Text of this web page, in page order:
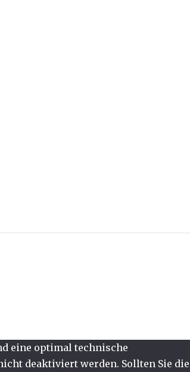
eine optimal technische
deaktiviert werden. Sollten Sie die